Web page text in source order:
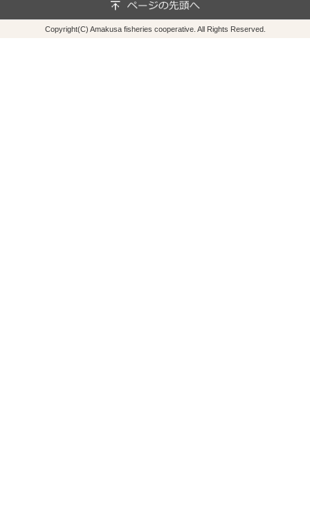
Copyright(C) Amakusa fisheries cooperative. All Rights Reserved.